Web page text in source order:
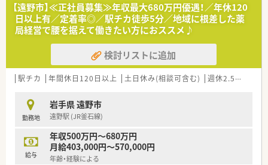
【遠野市】≪正社員募集≫年収最大680万円優遇！／年休120
日以上有／定着率◎／駅チカ徒歩5分／地域に根差した薬
局経営で腰を据えて働きたい方におススメ♪
検討リストに追加
駅チカ 年間休日120日以上 土日休み(相談可含む) 週休2.5日以上
勤務地
岩手県 遠野市
遠野駅 (JR釜石線)
給与
年収500万円～680万円
月給403,000円～570,000円
年齢・経験による